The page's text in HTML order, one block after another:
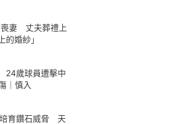
喪妻 丈夫葬禮上
的婚紗」
24歲球員遭擊中
｜慎入
育鑽石威脅 天